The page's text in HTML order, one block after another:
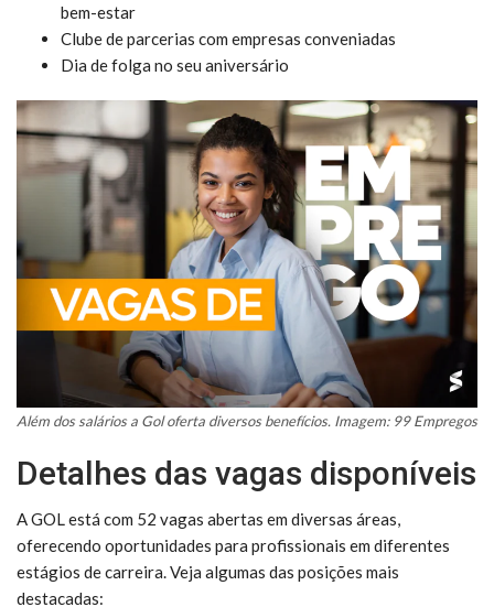
bem-estar
Clube de parcerias com empresas conveniadas
Dia de folga no seu aniversário
Além dos salários a Gol oferta diversos benefícios. Imagem: 99 Empregos
Detalhes das vagas disponíveis
A GOL está com 52 vagas abertas em diversas áreas,
oferecendo oportunidades para profissionais em diferentes
estágios de carreira. Veja algumas das posições mais
destacadas: